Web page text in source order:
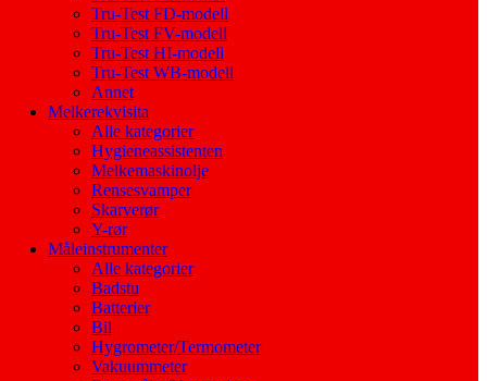
Tru-Test FD-modell
Tru-Test FV-modell
Tru-Test HI-modell
Tru-Test WB-modell
Annet
Melkerekvisita
Alle kategorier
Hygieneassistenten
Melkemaskinolje
Rensesvamper
Skarverør
Y-rør
Måleinstrumenter
Alle kategorier
Badstu
Batterier
Bil
Hygrometer/Termometer
Vakuummeter